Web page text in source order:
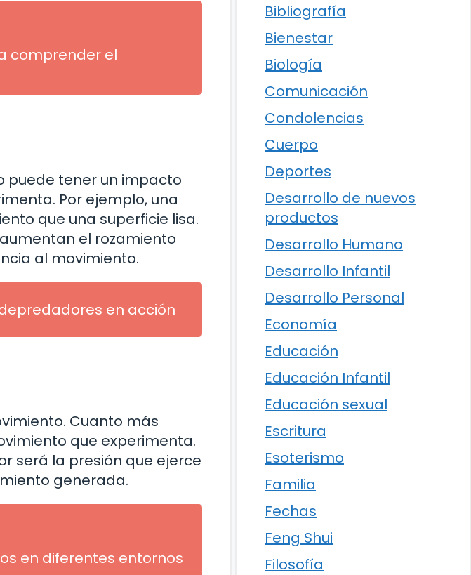
comprender el
puede tener un impacto
Por ejemplo, una
que una superficie lisa.
el rozamiento
al movimiento.
en acción
Cuanto más
que experimenta.
será la presión que ejerce
generada.
en diferentes entornos
Bibliografía
Bienestar
Biología
Comunicación
Condolencias
Cuerpo
Deportes
Desarrollo de nuevos
productos
Desarrollo Humano
Desarrollo Infantil
Desarrollo Personal
Economía
Educación
Educación Infantil
Educación sexual
Escritura
Esoterismo
Familia
Fechas
Feng Shui
Filosofía